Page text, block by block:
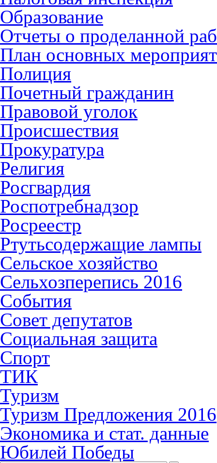
Образование
Отчеты о проделанной
План основных
Полиция
Почетный гражданин
Правовой уголок
Происшествия
Прокуратура
Религия
Росгвардия
Роспотребнадзор
Росреестр
Ртутьсодержащие лампы
Сельское хозяйство
Сельхозперепись 2016
События
Совет депутатов
Социальная защита
Спорт
ТИК
Туризм
Туризм Предложения 2016
Экономика и стат. данные
Юбилей Победы